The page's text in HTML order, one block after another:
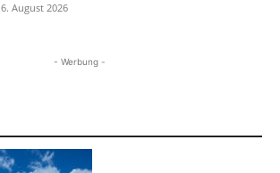
6. August 2026
- Werbung -